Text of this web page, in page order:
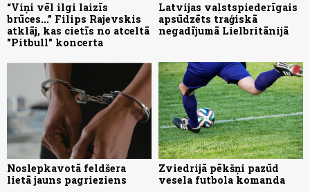
“Viņi vēl ilgi laizīs
brūces...” Filips Rajevskis
atklāj, kas cietīs no atceltā
"Pitbull" koncerta
Latvijas valstspiederīgais
apsūdzēts traģiskā
negadījumā Lielbritānijā
Noslepkavotā feldšera
lietā jauns pagrieziens
Zviedrijā pēkšņi pazūd
vesela futbola komanda